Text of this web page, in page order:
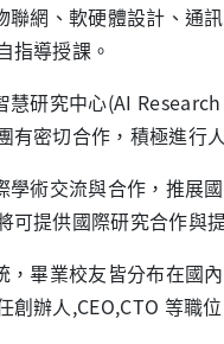
聯網、軟硬體設計、通
指導授課。
慧研究中心(AI
有密切合作，積極進行
學術交流與合作，推展
可提供國際研究合作與
，畢業校友皆分布在國
創辦人 ,CEO,CTO 等職